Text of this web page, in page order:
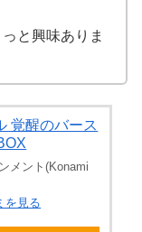
と興味ありま
覚醒のバース
メント(Konami
を見る